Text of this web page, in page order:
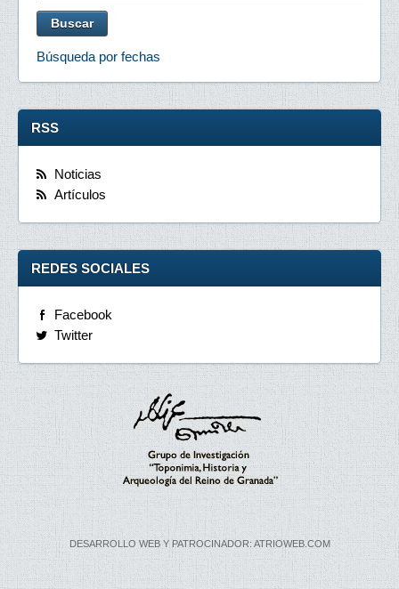
Búsqueda por fechas
RSS
Noticias
Artículos
REDES SOCIALES
Facebook
Twitter
DESARROLLO WEB Y PATROCINADOR: ATRIOWEB.COM